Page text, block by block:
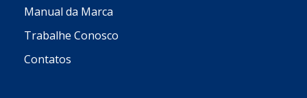
Manual da Marca
Trabalhe Conosco
Contatos